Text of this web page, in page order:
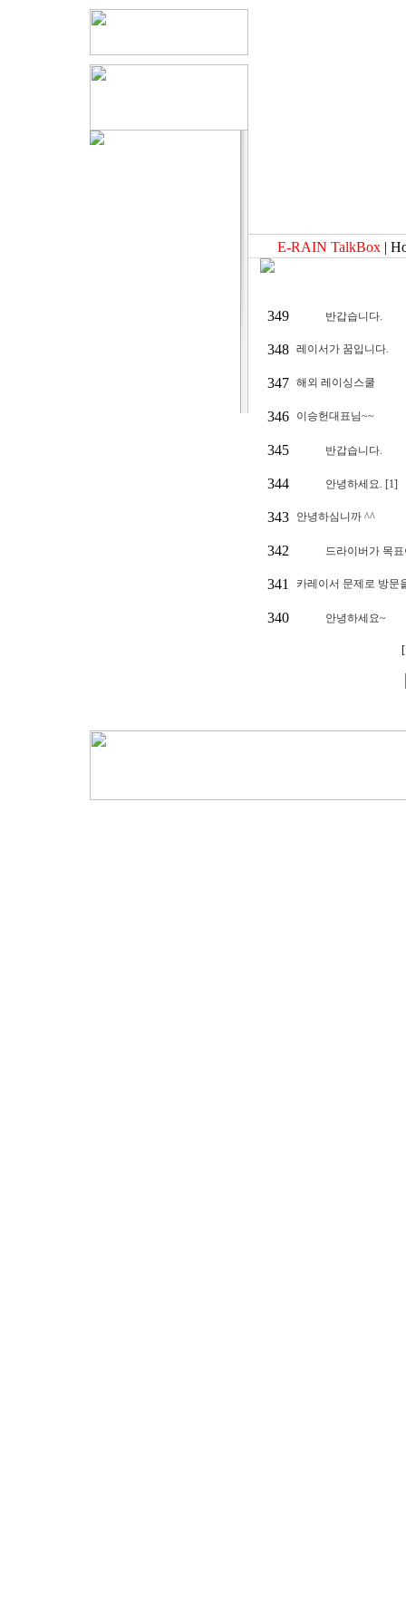
E-RAIN TalkBox|
349 반갑습니다.
348 레이서가 꿈입니다.
347 해외 레이싱스쿨
346 이승헌대표님~~
345 반갑습니다.
344 안녕하세요. [1]
343 안녕하심니까 ^^
342 드라이버가 목
341 카레이서 문제로 방문
340 안녕하세요~